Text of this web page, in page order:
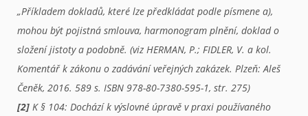
„Příkladem dokladů, které lze předkládat podle písmene a),
mohou být pojistná smlouva, harmonogram plnění, doklad o
složení jistoty a podobně. (viz HERMAN, P.; FIDLER, V. a kol.
Komentář k zákonu o zadávání veřejných zakázek. Plzeň: Aleš
Čeněk, 2016. 589 s. ISBN 978-80-7380-595-1, str. 275)
[2] K § 104: Dochází k výslovné úpravě v praxi používaného